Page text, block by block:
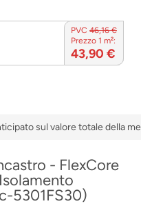
PVC 46,16 €
Prezzo 1 m²:
43,90 €
sul valore totale della
- FlexCore
5301FS30)